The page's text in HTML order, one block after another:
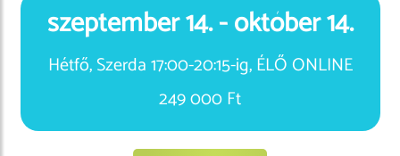
szeptember 14. - október 14.
Hétfő, Szerda 17:00-20:15-ig, ÉLŐ ONLINE
249 000 Ft